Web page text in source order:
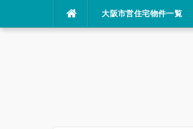
大阪市営住宅物件一覧